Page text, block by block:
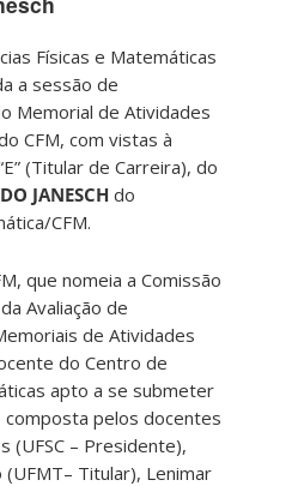
Físicas e Matemáticas
a sessão de
Memorial de Atividades
CFM, com vistas à
(Titular de Carreira), do
JANESCH do
CFM.
que nomeia a Comissão
Avaliação de
de Atividades
do Centro de
apto a se submeter
composta pelos docentes
(UFSC – Presidente),
Titular), Lenimar